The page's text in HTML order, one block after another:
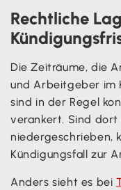
Rechtliche
Die Zeiträume, die
und Arbeitgeber im
sind in der Regel
verankert. Sind
niedergeschrieben,
Kündigungsfall zur
Anders sieht es bei